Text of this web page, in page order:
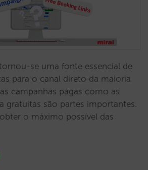
se uma fonte essencial de
para o canal direto da maioria
campanhas pagas como as
gratuitas são partes importantes.
o máximo possível das